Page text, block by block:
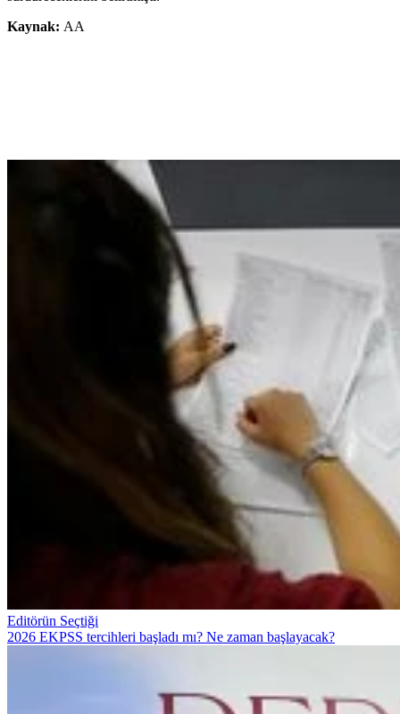
Kaynak: AA
Editörün Seçtiği
2026 EKPSS tercihleri başladı mı? Ne zaman başlayacak?